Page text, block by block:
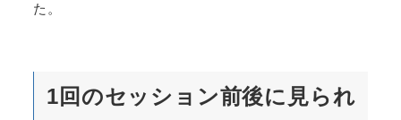
た。
1回のセッション前後に見られ